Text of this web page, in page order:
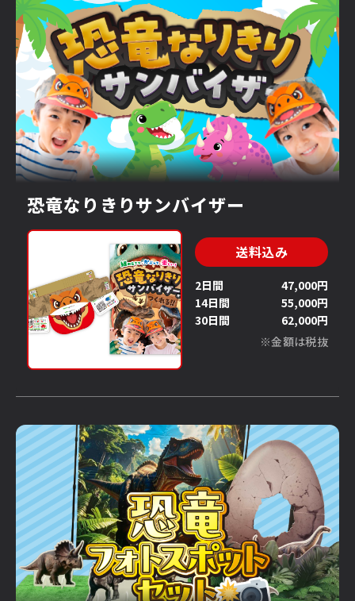
恐竜なりきりサンバイザー
送料込み
2日間
47,000円
14日間
55,000円
30日間
62,000円
※金額は税抜